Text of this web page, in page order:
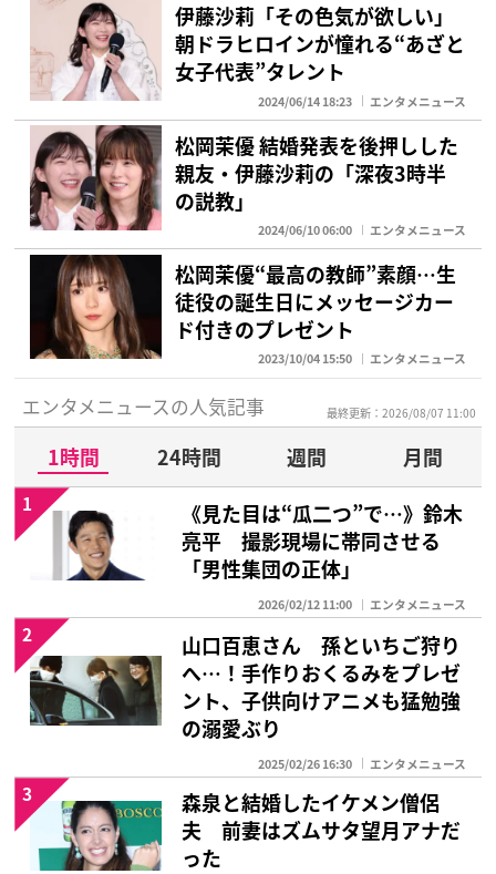
伊藤沙莉「その色気が欲しい」
朝ドラヒロインが憧れる“あざと
女子代表”タレント
2024/06/14 18:23 エンタメニュース
松岡茉優 結婚発表を後押しした
親友・伊藤沙莉の「深夜3時半
の説教」
2024/06/10 06:00 エンタメニュース
松岡茉優“最高の教師”素顔…生
徒役の誕生日にメッセージカー
ド付きのプレゼント
2023/10/04 15:50 エンタメニュース
エンタメニュースの人気記事 最終更新：2026/08/07 11:00
1時間 24時間 週間
月間
《見た目は“瓜二つ”で…》鈴木
亮平 撮影現場に帯同させる
「男性集団の正体」
2026/02/12 11:00 エンタメニュース
1
山口百恵さん 孫といちご狩り
へ…！手作りおくるみをプレゼ
ント、子供向けアニメも猛勉強
の溺愛ぶり
2025/02/26 16:30 エンタメニュース
2
森泉と結婚したイケメン僧侶
夫 前妻はズムサタ望月アナだ
った
3